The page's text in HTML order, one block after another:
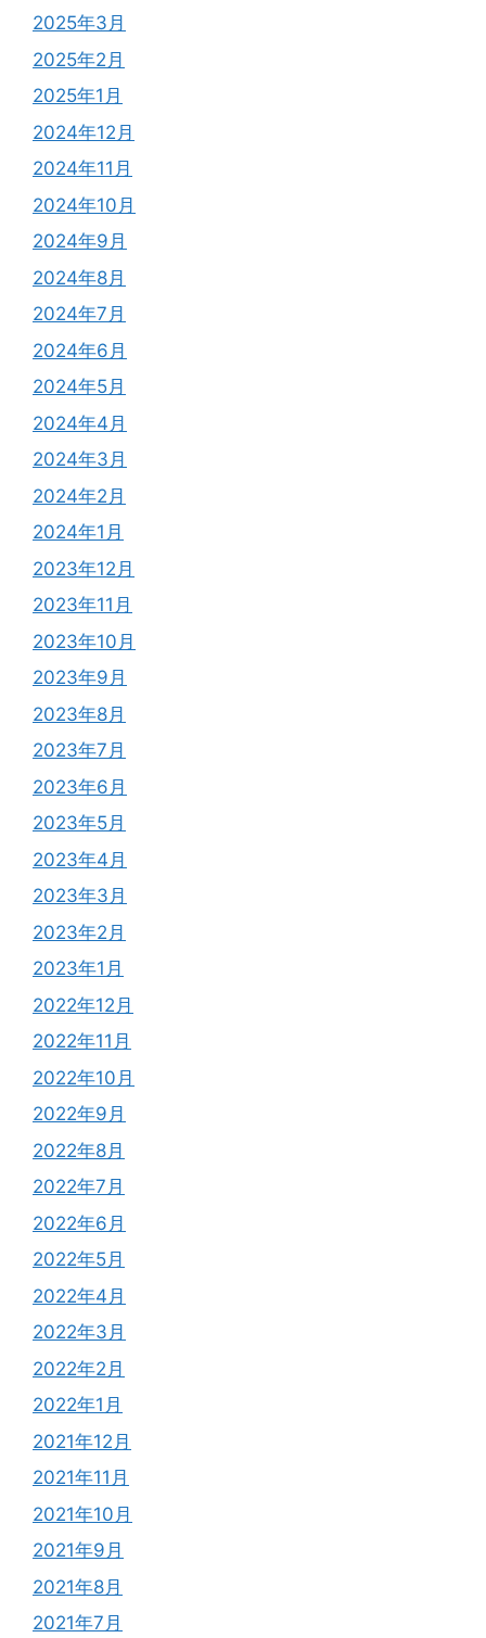
2025年3月
2025年2月
2025年1月
2024年12月
2024年11月
2024年10月
2024年9月
2024年8月
2024年7月
2024年6月
2024年5月
2024年4月
2024年3月
2024年2月
2024年1月
2023年12月
2023年11月
2023年10月
2023年9月
2023年8月
2023年7月
2023年6月
2023年5月
2023年4月
2023年3月
2023年2月
2023年1月
2022年12月
2022年11月
2022年10月
2022年9月
2022年8月
2022年7月
2022年6月
2022年5月
2022年4月
2022年3月
2022年2月
2022年1月
2021年12月
2021年11月
2021年10月
2021年9月
2021年8月
2021年7月